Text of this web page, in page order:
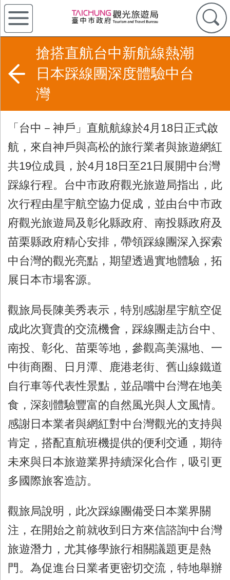
搶搭直航台中新航線熱潮
日本踩線團深度體驗中台
灣
「台中－神戶」直航航線於4月18日正式啟
航，來自神戶與高松的旅行業者與旅遊網紅
共19位成員，於4月18日至21日展開中台灣
踩線行程。台中市政府觀光旅遊局指出，此
次行程由星宇航空協力促成，並由台中市政
府觀光旅遊局及彰化縣政府、南投縣政府及
苗栗縣政府精心安排，帶領踩線團深入探索
中台灣的觀光亮點，期望透過實地體驗，拓
展日本市場客源。
觀旅局長陳美秀表示，特別感謝星宇航空促
成此次寶貴的交流機會，踩線團走訪台中、
南投、彰化、苗栗等地，參觀高美濕地、一
中街商圈、日月潭、鹿港老街、舊山線鐵道
自行車等代表性景點，並品嚐中台灣在地美
食，深刻體驗豐富的自然風光與人文風情。
感謝日本業者與網紅對中台灣觀光的支持與
肯定，搭配直航班機提供的便利交通，期待
未來與日本旅遊業界持續深化合作，吸引更
多國際旅客造訪。
觀旅局說明，此次踩線團備受日本業界關
注，在開始之前就收到日方來信諮詢中台灣
旅遊潛力，尤其修學旅行相關議題更是熱
門。為促進台日業者更密切交流，特地舉辦